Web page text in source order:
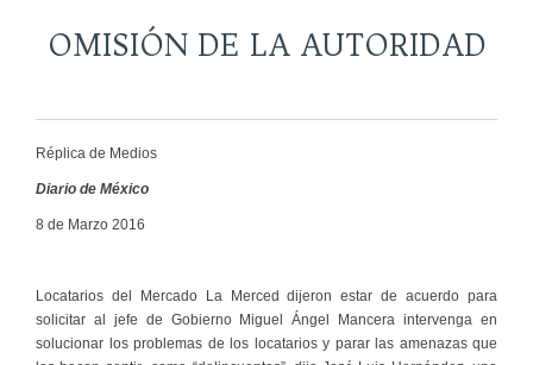
OMISIÓN DE LA AUTORIDAD
Réplica de Medios
Diario de México
8 de Marzo 2016
Locatarios del Mercado La Merced dijeron estar de acuerdo para
solicitar al jefe de Gobierno Miguel Ángel Mancera intervenga en
solucionar los problemas de los locatarios y parar las amenazas que